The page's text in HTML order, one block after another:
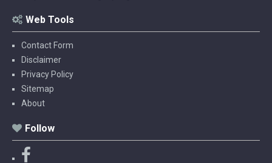
Web Tools
Contact Form
Disclaimer
Privacy Policy
Sitemap
About
Follow